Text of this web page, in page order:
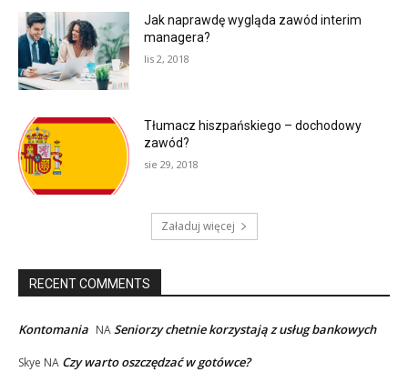
Jak naprawdę wygląda zawód interim
managera?
lis 2, 2018
Tłumacz hiszpańskiego – dochodowy
zawód?
sie 29, 2018
Załaduj więcej
RECENT COMMENTS
Kontomania NASeniorzy chetnie korzystają z usług bankowych
Skye NA Czy warto oszczędzać w gotówce?